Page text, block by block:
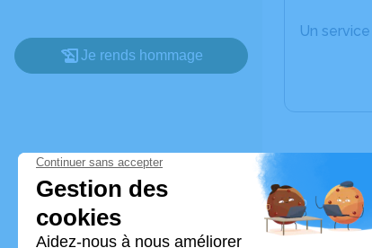
Je rends hommage
Un